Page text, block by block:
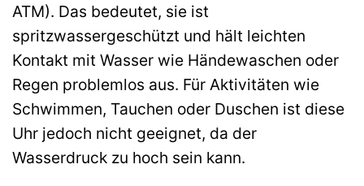
ATM). Das bedeutet, sie ist
spritzwassergeschützt und hält leichten
Kontakt mit Wasser wie Händewaschen oder
Regen problemlos aus. Für Aktivitäten wie
Schwimmen, Tauchen oder Duschen ist diese
Uhr jedoch nicht geeignet, da der
Wasserdruck zu hoch sein kann.